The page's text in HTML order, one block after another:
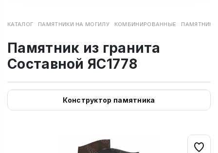
КАТАЛОГ ПАМЯТНИКИ НА МОГИЛУ КОМБИНИРОВАННЫЕ ПАМЯТНИК
Памятник из гранита
Составной ЯС1778
Конструктор памятника